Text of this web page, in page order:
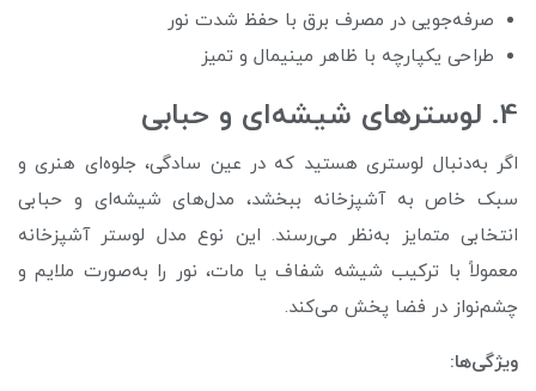
صرفه‌جویی در مصرف برق با حفظ شدت نور
طراحی یکپارچه با ظاهر مینیمال و تمیز
4. لوسترهای شیشه‌ای و حبابی
اگر به‌دنبال لوستری هستید که در عین سادگی، جلوه‌ای هنری و
سبک خاص به آشپزخانه ببخشد، مدل‌های شیشه‌ای و حبابی
انتخابی متمایز به‌نظر می‌رسند. این نوع مدل لوستر آشپزخانه
معمولاً با ترکیب شیشه شفاف یا مات، نور را به‌صورت ملایم و
چشم‌نواز در فضا پخش می‌کند.
ویژگی‌ها: